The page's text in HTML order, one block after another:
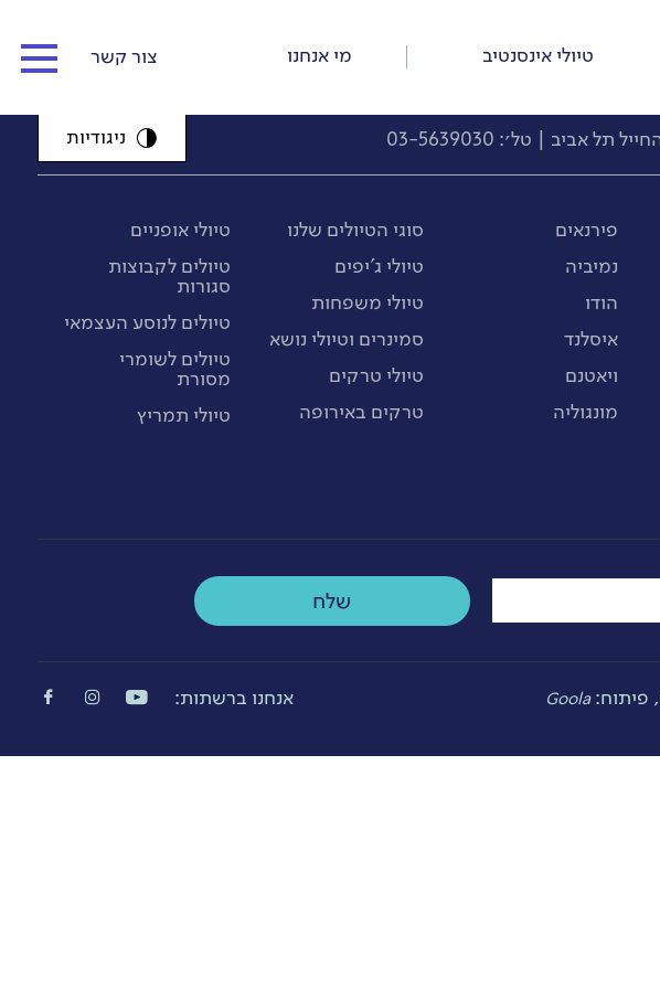
טיולי אינסנטיב מי אנחנו צור קשר
המדריכים שלנו
כתבו עלינו
כתבות וסיפורי דרך
תנאי התקשרות ורישום
03-5639030 ניגודיות
פירנאים
נמיביה
הודו
איסלנד
ויאטנם
מונגוליה
סוגי הטיולים שלנו
טיולי ג'יפים
טיולי משפחות
סמינרים וטיולי נושא
טיולי טרקים
טרקים באירופה
טיולי אופניים
טיולים לקבוצות
סגורות
טיולים לנוסע העצמאי
טיולים לשומרי
מסורת
טיולי תמריץ
שלח
, פיתוח:Goola אנחנו ברשתות: